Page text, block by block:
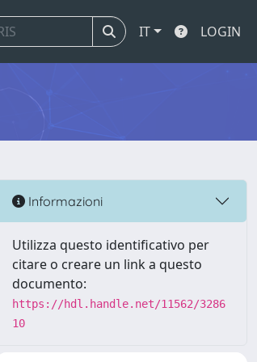
IT LOGIN
Informazioni
Utilizza questo identificativo per
citare o creare un link a questo
documento:
https://hdl.handle.net/11562/3286
10